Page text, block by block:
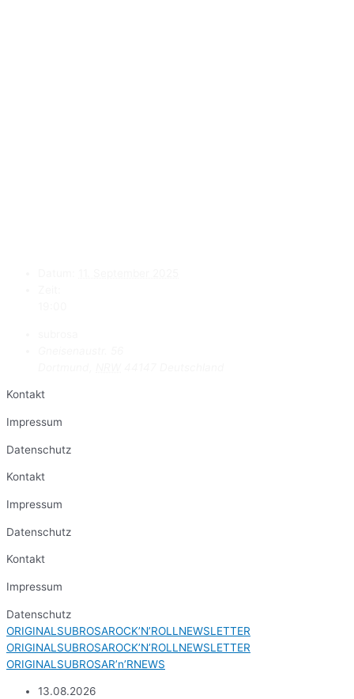
Kontakt
Impressum
Datenschutz
Kontakt
Impressum
Datenschutz
Kontakt
Impressum
Datenschutz
ORIGINALSUBROSAROCK’N’ROLLNEWSLETTER
ORIGINALSUBROSAROCK’N’ROLLNEWSLETTER
ORIGINALSUBROSAR’n’RNEWS
13.08.2026